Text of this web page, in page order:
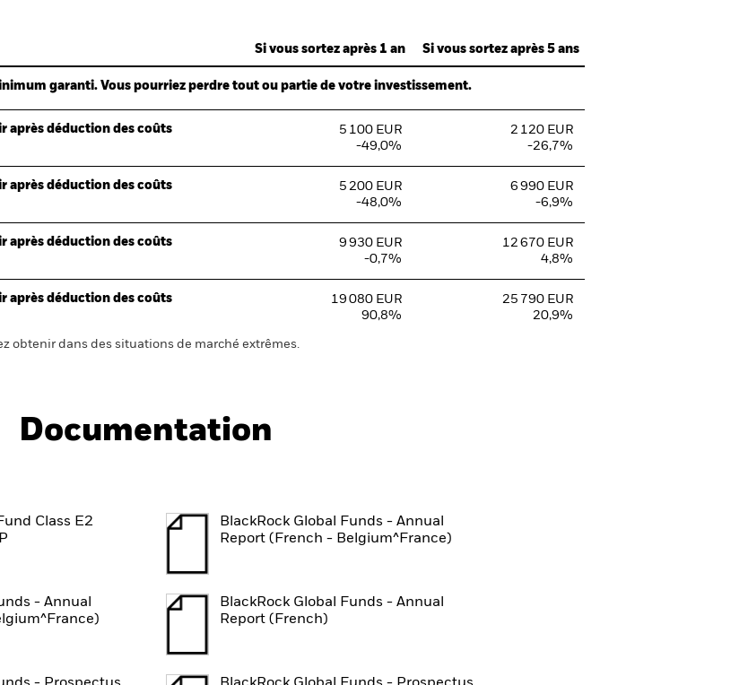
Si vous sortez après 1 an Si vous sortez après 5 ans
garanti. Vous pourriez perdre tout ou partie de votre investissement.
après déduction des coûts
5 100 EUR
-49,0%
2 120 EUR
-26,7%
après déduction des coûts
5 200 EUR
-48,0%
6 990 EUR
-6,9%
après déduction des coûts
9 930 EUR
-0,7%
12 670 EUR
4,8%
après déduction des coûts
19 080 EUR
90,8%
25 790 EUR
20,9%
obtenir dans des situations de marché extrêmes.
Documentation
Class E2
BlackRock Global Funds - Annual
Report (French - Belgium^France)
- Annual
BlackRock Global Funds - Annual
Report (French)